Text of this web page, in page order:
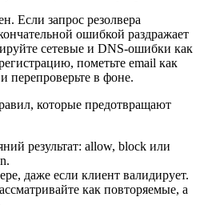
Если запрос резолвера
ошибкой раздражает
сетевые и DNS‑ошибки как
пометьте email как
в фоне.
которые предотвращают
результат: allow, block или
даже если клиент валидирует.
как повторяемые, а